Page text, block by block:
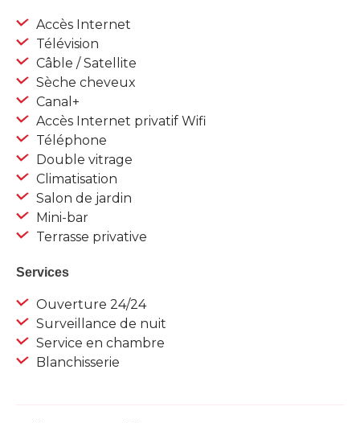
Accès Internet
Télévision
Câble / Satellite
Sèche cheveux
Canal+
Accès Internet privatif Wifi
Téléphone
Double vitrage
Climatisation
Salon de jardin
Mini-bar
Terrasse privative
Services
Ouverture 24/24
Surveillance de nuit
Service en chambre
Blanchisserie